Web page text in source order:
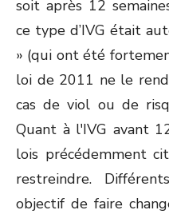
soit après 12
ce type d’IVG était
» (qui ont été
loi de 2011 ne le
cas de viol ou de
Quant à l'IVG avant
lois précédemment
restreindre.
objectif de faire